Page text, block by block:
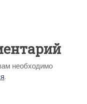
необходимо
.